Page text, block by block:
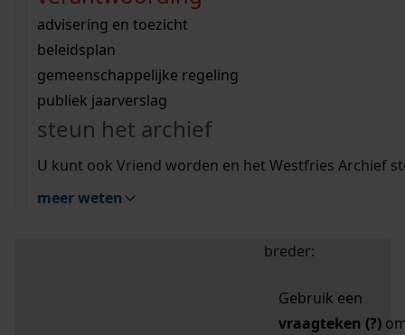
bouwvergunningen
omgevingsvergunningen
vergunningen
beeld en geluid
uitleg nodig?
Wij helpen u op weg met een aantal zoektips.
bekijk alle zoektips
Wij helpen u op weg met een aantal zoektips.
bekijk alle zoektips
bekijk ons geschiedenislokaal
advisering en toezicht
beleidsplan
gemeenschappelijke regeling
publiek jaarverslag
steun het archief
U kunt ook Vriend worden en het Westfries Archief
meer weten
zoektips
Mijn Studiezaal (inloggen)
uw zoekopdracht te
breder:
Gebruik een
vraagteken (?)